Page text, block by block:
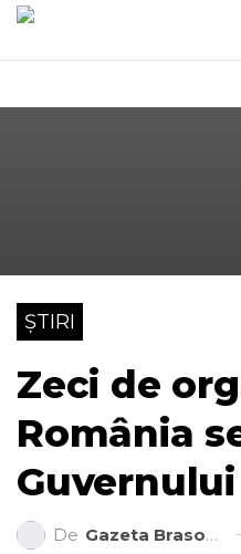
ȘTIRI
Zeci de
România
Guvernului
De Gazeta Brasovului